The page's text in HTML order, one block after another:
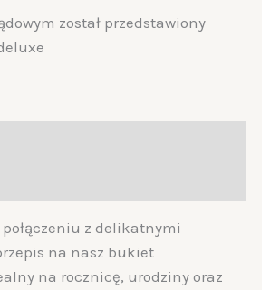
został przedstawiony
z delikatnymi
na nasz bukiet
na rocznicę, urodziny oraz